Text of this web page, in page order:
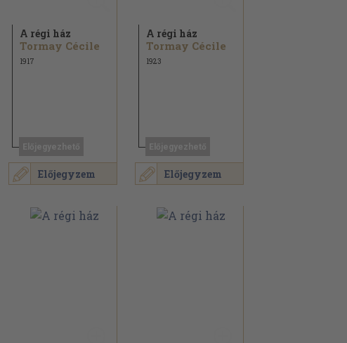
Előjegyzem
A régi ház
Tormay Cécile
1917
Előjegyzem
A régi ház
Tormay Cécile
1923